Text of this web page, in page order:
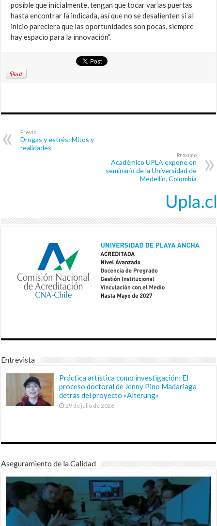
posible que inicialmente, tengan que tocar varias puertas
hasta encontrar la indicada, así que no se desalienten si al
inicio pareciera que las oportunidades son pocas, siempre
hay espacio para la innovación”.
Previo
Drogas y estrés: Mitos y
realidades
Próximo
Académico UPLA expone en
seminario de la Universidad de
Medellín, Colombia
Entrevista
Práctica artística como investigación: El
proceso doctoral de Jenny Pino Madariaga
detrás del proyecto «Alterung»
29 de julio de 2026
Aseguramiento de la Calidad